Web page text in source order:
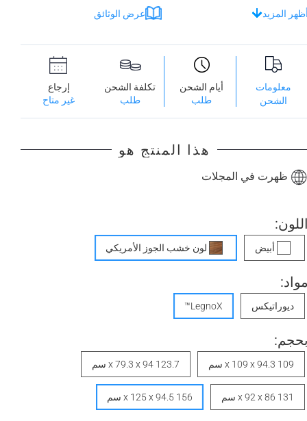
المزيد عرض الوثائق
معلومات
الشحن
أيام الشحن
طلب
تكلفة الشحن
طلب
إرجاع
غير متاح
هذا المنتج هو
ظهرت في المجلات
أبيض لون خشب الجوز الأمريكي
ديوراتيكس LegnoX™
109 x 109 x 94.3 سم 123.7 x 79.3 x 94 سم
131 x 92 x 86 سم 156 x 125 x 94.5 سم